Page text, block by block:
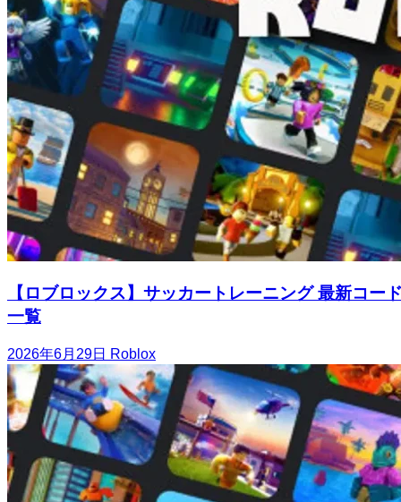
【ロブロックス】サッカートレーニング 最新コー
一覧
2026年6月29日 Roblox